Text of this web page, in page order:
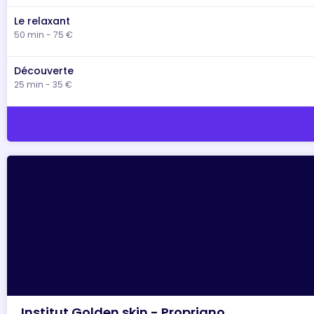
Le relaxant
50 min - 75 €
Découverte
25 min - 35 €